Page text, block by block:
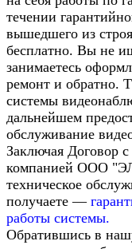
течении
вышедшего из
бесплатно. Вы не
занимаетесь
ремонт и обратно.
системы
дальнейшем
обслуживание
Заключая Договор с
компанией ООО
техническое
получаете —
работы системы.
Обратившись в